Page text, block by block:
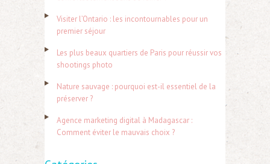
h
r
:
Visiter l’Ontario : les incontournables pour un
premier séjour
Les plus beaux quartiers de Paris pour réussir vos
shootings photo
Nature sauvage : pourquoi est-il essentiel de la
préserver ?
Agence marketing digital à Madagascar :
Comment éviter le mauvais choix ?